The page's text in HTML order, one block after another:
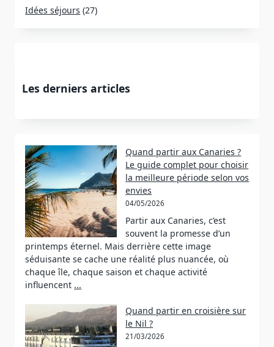
Idées séjours (27)
Les derniers articles
Quand partir aux Canaries ?
Le guide complet pour choisir
la meilleure période selon vos
envies
04/05/2026
Partir aux Canaries, c’est
souvent la promesse d’un
printemps éternel. Mais derrière cette image
séduisante se cache une réalité plus nuancée, où
chaque île, chaque saison et chaque activité
influencent ...
Quand partir en croisière sur
le Nil ?
21/03/2026